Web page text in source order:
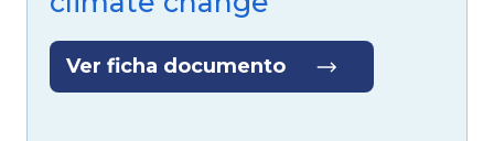
Ver ficha documento